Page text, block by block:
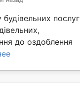
послуг
до оздоблення